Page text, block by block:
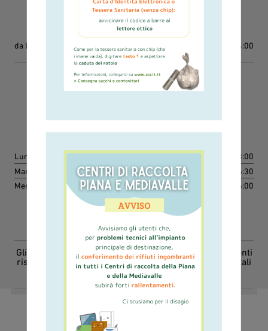
800-146219
da Lunedì a Sabato dalle 8:00 alle 14:00
Sportello Tariffa Retiambiente
800-146219
Lunedì
dalle 09:00 alle 13:00
Martedì e giovedì
dalle 09:00 alle 13:00 e dalle 14:00 alle 16:30
Mercoledì
dalle 13:00 alle 16:00
Inviare i moduli tramite email
tariffa@retiambiente.it
Gli orari di apertura dello Sportello Tariffa sono differenti
rispetto agli orari telefonici del Numero Verde. Consultali
alla pagina "Contatti"